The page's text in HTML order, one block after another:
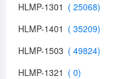
HLMP-1301
HLMP-1401
HLMP-1503
HLMP-1321